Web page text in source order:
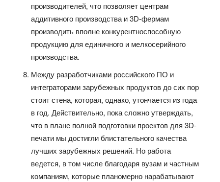
производителей, что позволяет центрам
аддитивного производства и 3D-фермам
производить вполне конкурентноспособную
продукцию для единичного и мелкосерийного
производства.
Между разработчиками российского ПО и
интеграторами зарубежных продуктов до сих пор
стоит стена, которая, однако, утончается из года
в год. Действительно, пока сложно утверждать,
что в плане полной подготовки проектов для 3D-
печати мы достигли блистательного качества
лучших зарубежных решений. Но работа
ведется, в том числе благодаря вузам и частным
компаниям, которые планомерно нарабатывают